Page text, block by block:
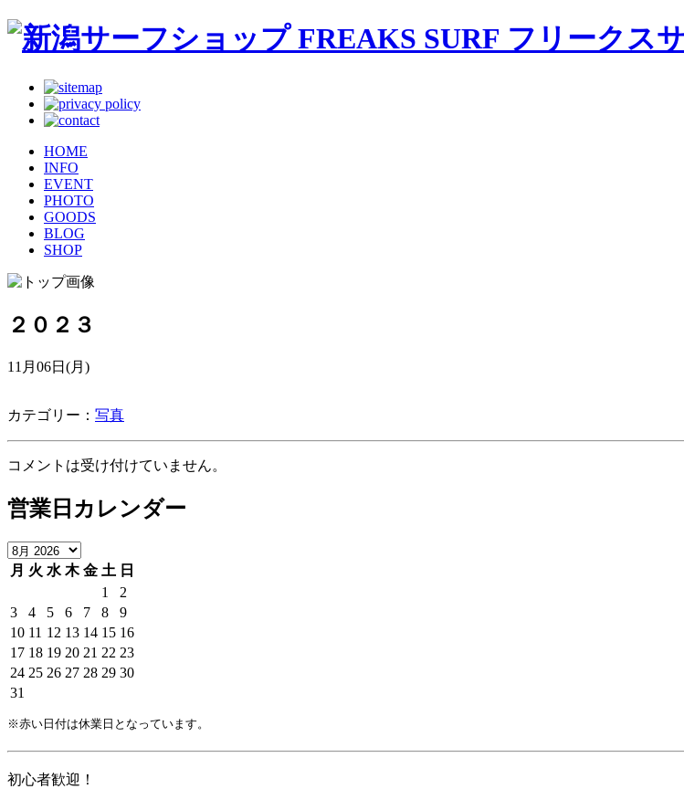
HOME
INFO
EVENT
PHOTO
GOODS
BLOG
SHOP
２０２３
11月06日(月)
カテゴリー： 写真
コメントは受け付けていません。
営業日カレンダー
月 火 水 木 金 土 日
1
2
3
4 5 6 7 8
9
10 11 12 13 14 15 16
17 18 19 20 21 22 23
24 25 26 27 28 29 30
31
※赤い日付は休業日となっています。
初心者歓迎！